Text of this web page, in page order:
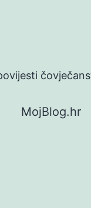
MojBlog.hr